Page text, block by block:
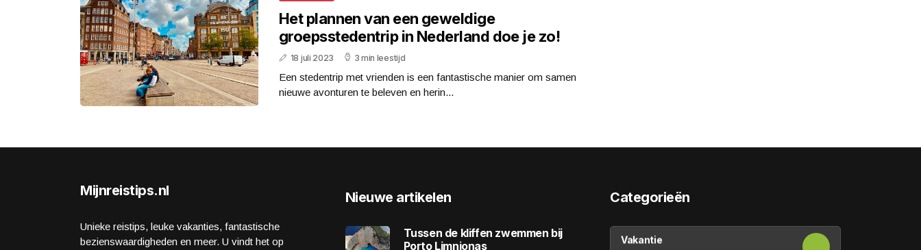
Het plannen van een geweldige
groepsstedentrip in Nederland doe je zo!
18 juli 2023 3 min leestijd
Een stedentrip met vrienden is een fantastische manier om samen
nieuwe avonturen te beleven en herin...
Mijnreistips.nl
Unieke reistips, leuke vakanties, fantastische
bezienswaardigheden en meer. U vindt het op
Nieuwe artikelen
Tussen de kliffen zwemmen bij
Porto Limnionas
Categorieën
Vakantie